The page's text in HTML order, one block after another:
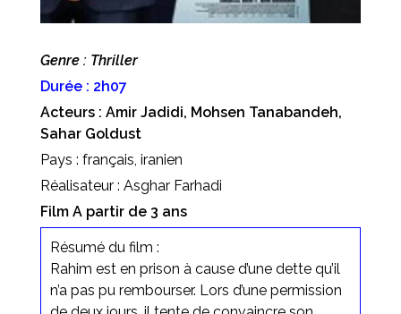
Genre : Thriller
Durée : 2h07
Acteurs : Amir Jadidi, Mohsen Tanabandeh,
Sahar Goldust
Pays : français, iranien
Réalisateur : Asghar Farhadi
Film A partir de 3 ans
Résumé du film :
Rahim est en prison à cause d’une dette qu’il
n’a pas pu rembourser. Lors d’une permission